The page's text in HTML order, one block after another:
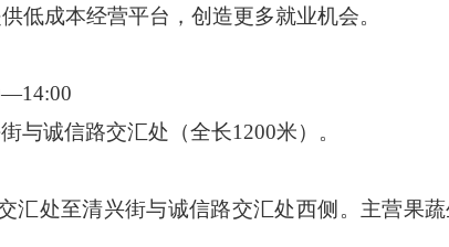
低成本经营平台，创造更多就业机会。
与诚信路交汇处（全长1200米）。
汇处至清兴街与诚信路交汇处西侧 。 主营果